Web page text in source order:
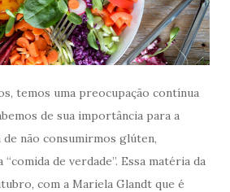
temos uma preocupação contínua
de sua importância para a
de não consumirmos glúten,
de verdade”. Essa matéria da
com a Mariela Glandt que é